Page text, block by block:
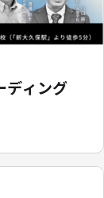
ディング